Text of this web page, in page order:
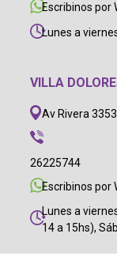
Escribinos por
Lunes a
VILLA
Av Rivera 3353
26225744
Escribinos por
Lunes a
14 a 15hs),